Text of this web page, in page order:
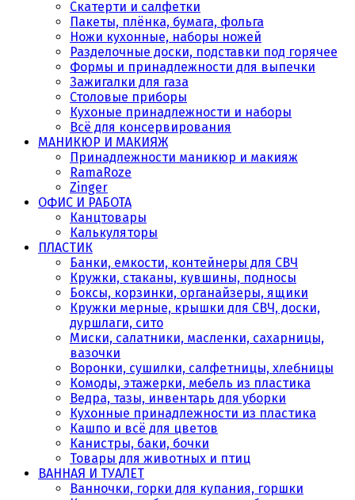
Скатерти и салфетки
Пакеты, плёнка, бумага, фольга
Ножи кухонные, наборы ножей
Разделочные доски, подставки под горячее
Формы и принадлежности для выпечки
Зажигалки для газа
Столовые приборы
Кухоные принадлежности и наборы
Всё для консервирования
МАНИКЮР И МАКИЯЖ
Принадлежности маникюр и макияж
RamaRoze
Zinger
ОФИС И РАБОТА
Канцтовары
Калькуляторы
ПЛАСТИК
Банки, емкости, контейнеры для СВЧ
Кружки, стаканы, кувшины, подносы
Боксы, корзинки, органайзеры, ящики
Кружки мерные, крышки для СВЧ, доски,
дуршлаги, сито
Миски, салатники, масленки, сахарницы,
вазочки
Воронки, сушилки, салфетницы, хлебницы
Комоды, этажерки, мебель из пластика
Ведра, тазы, инвентарь для уборки
Кухонные принадлежности из пластика
Кашпо и всё для цветов
Канистры, баки, бочки
Товары для животных и птиц
ВАННАЯ И ТУАЛЕТ
Ванночки, горки для купания, горшки